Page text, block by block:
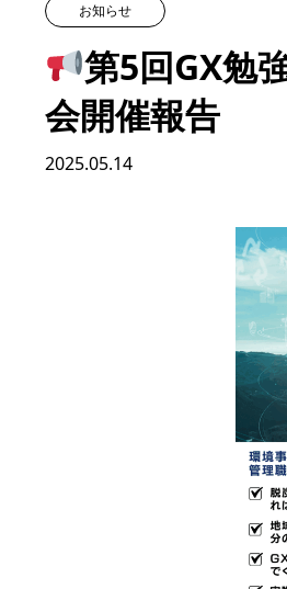
お知らせ
第5回GX勉
会開催報告
2025.05.14